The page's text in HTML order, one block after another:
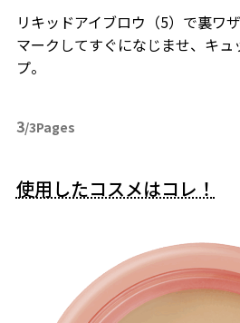
リキッドアイブロウ（5）で裏ワ
マークしてすぐになじませ、キュ
プ。
3/3Pages
使用したコスメはコレ！